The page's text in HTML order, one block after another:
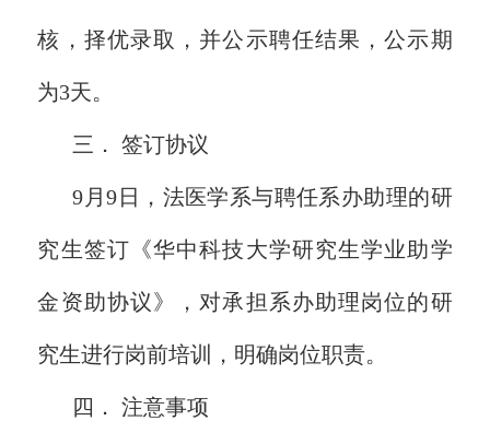
核，择优录取，并公示聘任结果，公示期
为3天。
三． 签订协议
9月9日，法医学系与聘任系办助理的研
究生签订《华中科技大学研究生学业助学
金资助协议》，对承担系办助理岗位的研
究生进行岗前培训，明确岗位职责。
四． 注意事项